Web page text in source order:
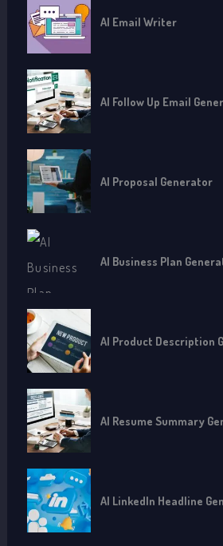
AI Email Writer
AI Follow Up Email
AI Proposal Generator
AI Business Plan
AI Product Description
AI Resume Summary
AI LinkedIn Headline